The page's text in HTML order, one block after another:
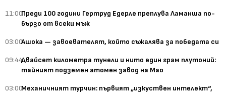
11:00Преди 100 години Гертруд Едерле преплува Ламанша по-
бързо от всеки мъж
03:00Ашока — завоевателят, който съжалява за победата си
09:44Двайсет километра тунели и нито един грам плутоний:
тайният подземен атомен завод на Мао
03:00Механичният турчин: първият „изкуствен интелект“,